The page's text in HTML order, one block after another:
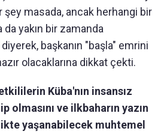
şey masada, ancak herhangi bir
da yakın bir zamanda
başkanın "başla" emrini
olacaklarına dikkat çekti.
Küba'nın insansız
olmasını ve ilkbaharın yazın
yaşanabilecek muhtemel